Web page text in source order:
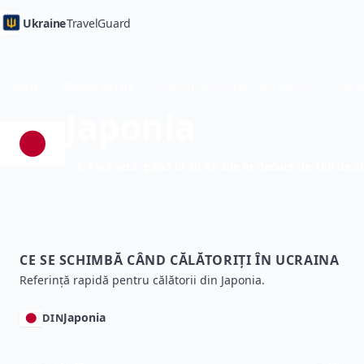
UkraineTravelGuard
CE SE SCHIMBĂ CÂND CĂLĂTORIȚI ÎN UCRAINA
Referință rapidă pentru călătorii din Japonia.
DINJaponia